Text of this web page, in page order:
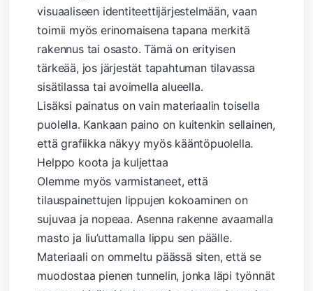
visuaaliseen identiteettijärjestelmään, vaan
toimii myös erinomaisena tapana merkitä
rakennus tai osasto. Tämä on erityisen
tärkeää, jos järjestät tapahtuman tilavassa
sisätilassa tai avoimella alueella.
Lisäksi painatus on vain materiaalin toisella
puolella. Kankaan paino on kuitenkin sellainen,
että grafiikka näkyy myös kääntöpuolella.
Helppo koota ja kuljettaa
Olemme myös varmistaneet, että
tilauspainettujen lippujen kokoaminen on
sujuvaa ja nopeaa. Asenna rakenne avaamalla
masto ja liu’uttamalla lippu sen päälle.
Materiaali on ommeltu päässä siten, että se
muodostaa pienen tunnelin, jonka läpi työnnät